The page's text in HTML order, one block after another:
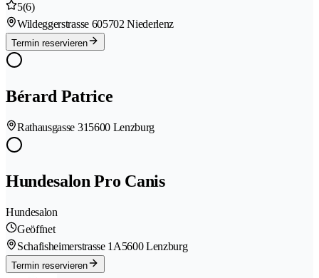
5(6)
Wildeggerstrasse 605702 Niederlenz
Termin reservieren
Bérard Patrice
Rathausgasse 315600 Lenzburg
Hundesalon Pro Canis
Hundesalon
Geöffnet
Schafisheimerstrasse 1A5600 Lenzburg
Termin reservieren